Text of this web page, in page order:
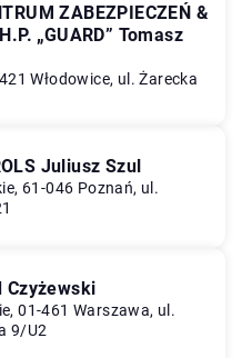
ZABEZPIECZEŃ &
„GUARD” Tomasz
Włodowice, ul. Żarecka
Juliusz Szul
61-046 Poznań, ul.
Czyżewski
01-461 Warszawa, ul.
9/U2